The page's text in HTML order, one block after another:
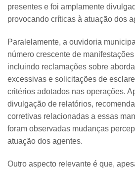
presentes e foi amplamente
provocando críticas à atuação dos
Paralelamente, a ouvidoria
número crescente de
incluindo reclamações sobre
excessivas e solicitações de
critérios adotados nas operações.
divulgação de relatórios,
corretivas relacionadas a essas
foram observadas mudanças
atuação dos agentes.
Outro aspecto relevante é que,